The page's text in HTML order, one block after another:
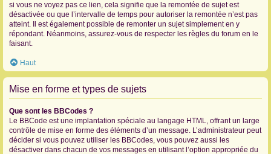
si vous ne voyez pas ce lien, cela signifie que la remontée de sujet est
désactivée ou que l’intervalle de temps pour autoriser la remontée n’est pas
atteint. Il est également possible de remonter un sujet simplement en y
répondant. Néanmoins, assurez-vous de respecter les règles du forum en le
faisant.
Haut
Mise en forme et types de sujets
Que sont les BBCodes ?
Le BBCode est une implantation spéciale au langage HTML, offrant un large
contrôle de mise en forme des éléments d’un message. L’administrateur peut
décider si vous pouvez utiliser les BBCodes, vous pouvez aussi les
désactiver dans chacun de vos messages en utilisant l’option appropriée du